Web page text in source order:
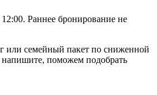
Раннее бронирование не
или семейный пакет по сниженной
напишите, поможем подобрать